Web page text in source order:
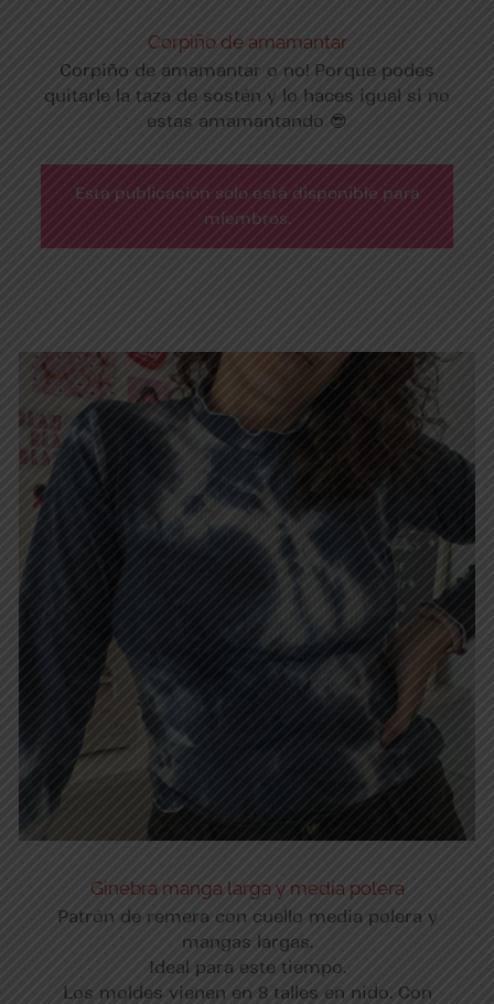
Corpiño de amamantar
Corpiño de amamantar o no! Porque podes
quitarle la taza de sostén y lo haces igual si no
estas amamantando 😎
Esta publicación solo está disponible para
miembros.
Ginebra manga larga y media polera
Patrón de remera con cuello media polera y
mangas largas.
Ideal para este tiempo.
Los moldes vienen en 8 talles en nido. Con